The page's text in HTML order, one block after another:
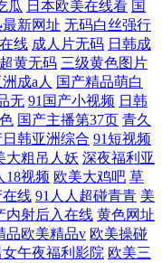
瓜 日本欧美在线看 国
最新网址 无码白丝强行
线 成人片无码 日韩成
超黄无码 三级黄色图片
成a人 国产精品萌白
无 91国产小视频 日韩
国产主播第37页 青久
日韩亚洲综合 91短视频
大粗吊人妖 深夜福利亚
18视频 欧美大鸡吧 草
在线 91人人超碰青青 美
内射后入在线 黄色网址
品欧美精品v 欧美操碰
女午夜福利影院 欧美三